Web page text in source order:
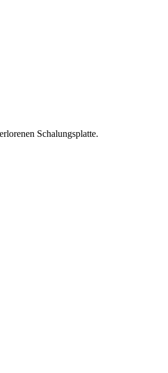
Schalungsplatte.